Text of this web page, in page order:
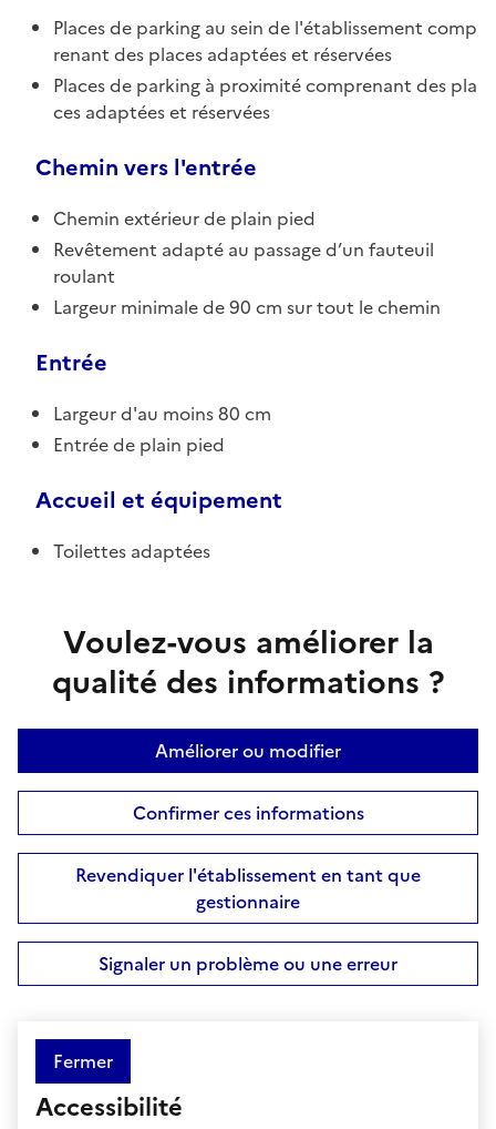
Places de parking au sein de l'établissement comp
renant des places adaptées et réservées
Places de parking à proximité comprenant des pla
ces adaptées et réservées
Chemin vers l'entrée
Chemin extérieur de plain pied
Revêtement adapté au passage d’un fauteuil
roulant
Largeur minimale de 90 cm sur tout le chemin
Entrée
Largeur d'au moins 80 cm
Entrée de plain pied
Accueil et équipement
Toilettes adaptées
Voulez-vous améliorer la
qualité des informations ?
Améliorer ou modifier
Confirmer ces informations
Revendiquer l'établissement en tant que
gestionnaire
Signaler un problème ou une erreur
Fermer
Accessibilité